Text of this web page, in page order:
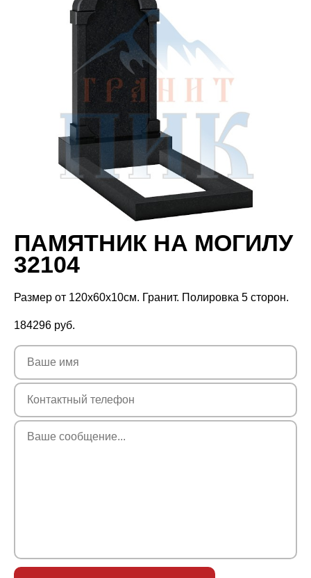
ПАМЯТНИК НА МОГИЛУ
32104
Размер от 120х60х10см. Гранит. Полировка 5 сторон.
184296 руб.